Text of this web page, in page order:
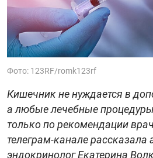
Фото: 123RF/romk123rf
Кишечник не нуждается в
а любые лечебные
только по рекомендации
телеграм-канале рассказала
эндокринолог Екатерина